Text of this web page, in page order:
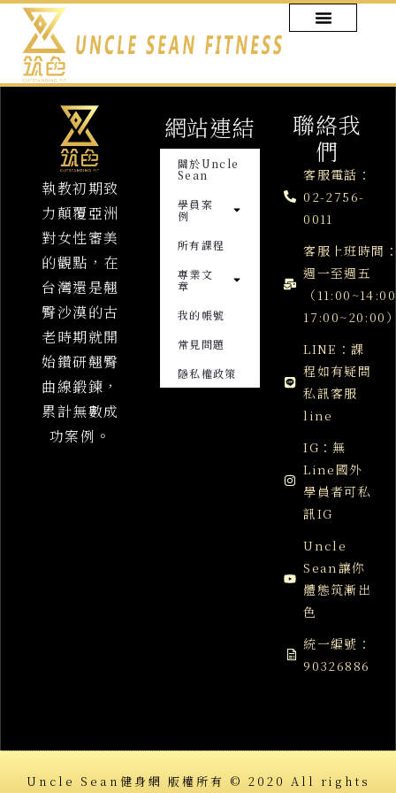
執教初期致
力顛覆亞洲
對女性審美
的觀點，在
台灣還是翹
臀沙漠的古
老時期就開
始鑽研翹臀
曲線鍛鍊，
累計無數成
功案例。
網站連結
關於Uncle
Sean
學員案
例
所有課程
專業文
章
我的帳號
常見問題
隱私權政策
聯絡我
們
客服電話：
02-2756-
0011
客服上班時間
週一至週五
（
17:00~20:00
LINE：課
程如有疑問
私訊客服
line
IG：無
Line國外
學員者可私
訊IG
Uncle
Sean讓你
體態筑漸出
色
統一編號：
90326886
Uncle Sean健身網 版權所有 © 2020 All rights